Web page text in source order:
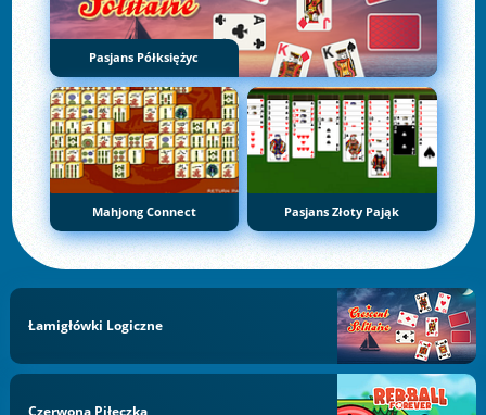
Pasjans Półksiężyc
Mahjong Connect Pasjans Złoty Pająk
Łamigłówki Logiczne
Czerwona Piłeczka